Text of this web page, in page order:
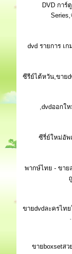
DVD การ์
dvd รายการ เก
ซีรีย์ไต้หวัน,ขาย
,dvdออกใ
ซีรี่ย์ใหม่อัพ
พากษ์ไทย - ขาย
ขายdvdละครไท
ขายboxsetสว